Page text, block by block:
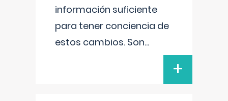
información suficiente
para tener conciencia de
estos cambios. Son...
+